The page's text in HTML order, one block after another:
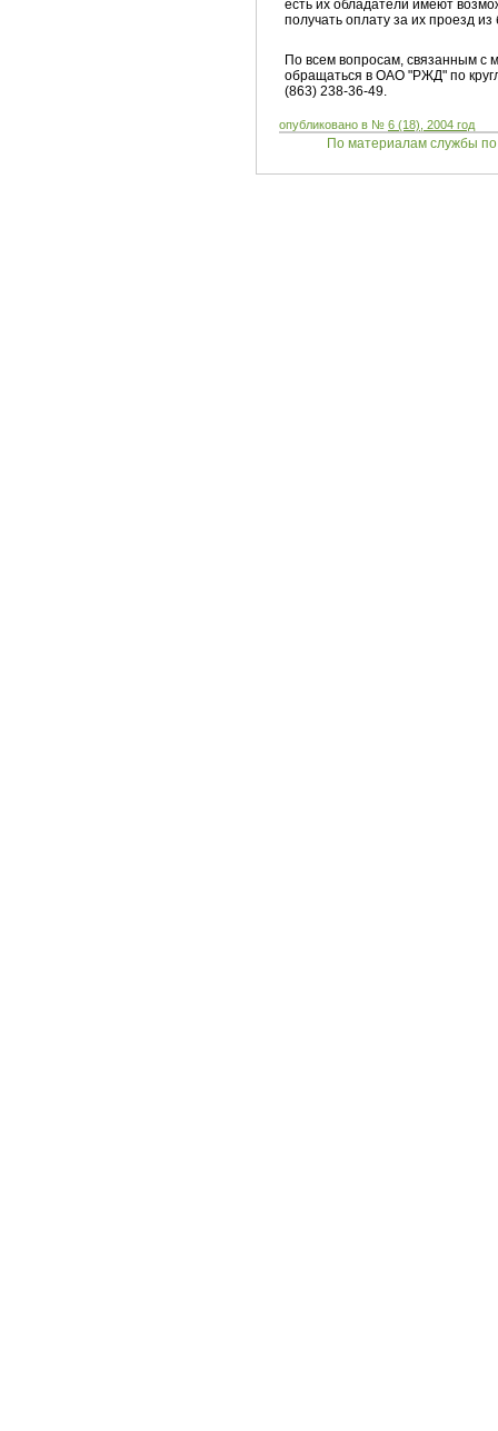
есть их обладатели имеют
получать оплату за их проезд
По всем вопросам, связанным с
обращаться в ОАО "РЖД" по
(863) 238-36-49.
опубликовано в № 6 (18), 2004 год
По материалам службы